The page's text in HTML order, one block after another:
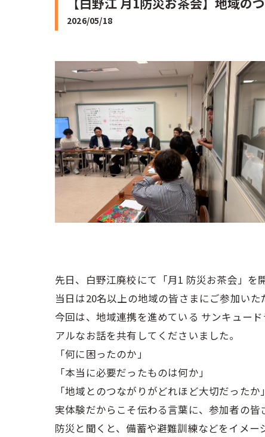
2026/05/18
先日、白野江廃校にて「月1 防災お茶会」を
当日は20名以上の地域の皆さまにご参加い
今回は、地域連携を進めている サンキュー
アルなお話を共有してくださいました。
「何に困ったのか」
「本当に必要だったものは何か」
「地域とのつながりがどれほど大切だったか」
実体験だからこそ伝わる言葉に、参加者の皆
防災と聞くと、備蓄や避難訓練などをイメー